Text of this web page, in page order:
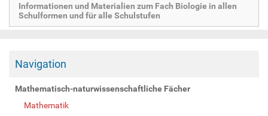
Informationen und Materialien zum Fach Biologie in allen
Schulformen und für alle Schulstufen
Navigation
Mathematisch-naturwissenschaftliche Fächer
Mathematik